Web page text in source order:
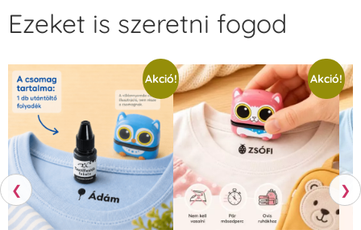
❮
Ezeket is szeretni fogod
Akció! Akció!
❯